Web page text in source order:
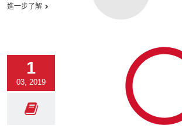
進一步了解
1
03, 2019